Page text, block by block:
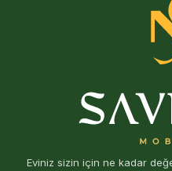
Eviniz sizin için ne kadar